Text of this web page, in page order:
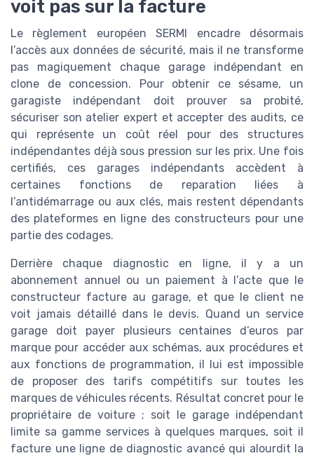
voit pas sur la facture
Le règlement européen SERMI encadre désormais
l’accès aux données de sécurité, mais il ne transforme
pas magiquement chaque garage indépendant en
clone de concession. Pour obtenir ce sésame, un
garagiste indépendant doit prouver sa probité,
sécuriser son atelier expert et accepter des audits, ce
qui représente un coût réel pour des structures
indépendantes déjà sous pression sur les prix. Une fois
certifiés, ces garages indépendants accèdent à
certaines fonctions de reparation liées à
l’antidémarrage ou aux clés, mais restent dépendants
des plateformes en ligne des constructeurs pour une
partie des codages.
Derrière chaque diagnostic en ligne, il y a un
abonnement annuel ou un paiement à l’acte que le
constructeur facture au garage, et que le client ne
voit jamais détaillé dans le devis. Quand un service
garage doit payer plusieurs centaines d’euros par
marque pour accéder aux schémas, aux procédures et
aux fonctions de programmation, il lui est impossible
de proposer des tarifs compétitifs sur toutes les
marques de véhicules récents. Résultat concret pour le
propriétaire de voiture ; soit le garage indépendant
limite sa gamme services à quelques marques, soit il
facture une ligne de diagnostic avancé qui alourdit la